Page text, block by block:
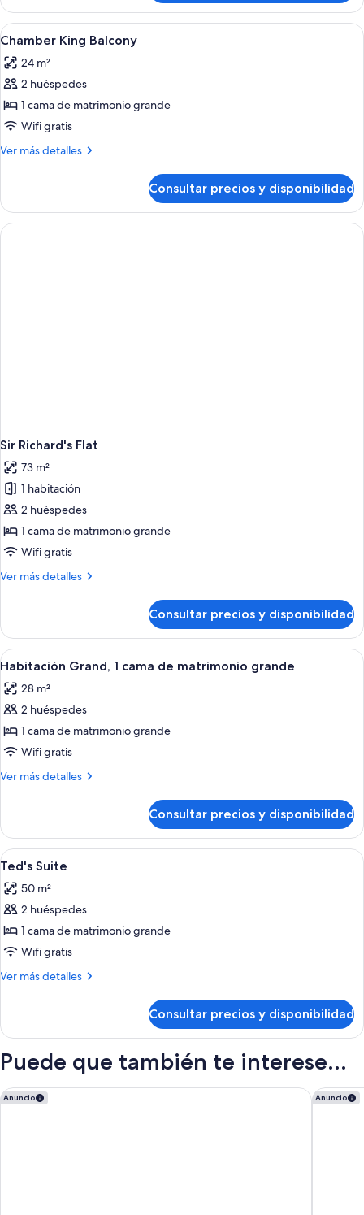
Branson
Suite
Abrir
todas
las
fotos
de
Chamber
King
Habitación de hotel con cama, baño
3
Chamber King Balcony
24 m²
2 huéspedes
1 cama de matrimonio grande
Wifi gratis
Ver más detalles
Más
King
Balcony
Consultar precios y disponibilidad
Sir Richard's Flat
73 m²
1 habitación
2 huéspedes
1 cama de matrimonio grande
Wifi gratis
Ver más detalles
Más
Richard's
Flat
Consultar precios y disponibilidad
Abrir
todas
las
fotos
de
Habitación
Grand,
de
matrimonio
grande
Una habitación de hotel con una
4
Habitación Grand, 1 cama de matrimonio grande
28 m²
2 huéspedes
1 cama de matrimonio grande
Wifi gratis
Ver más detalles
Más
Grand,
cama
matrimonio
grande
Consultar precios y disponibilidad
Abrir
todas
las
fotos
de
Ted's
Suite
Habitación de hotel con una cama,
2
Ted's Suite
50 m²
2 huéspedes
1 cama de matrimonio grande
Wifi gratis
Ver más detalles
Más
Suite
Consultar precios y disponibilidad
Puede que también te interese...
Anuncio
Marine North Berwick Anuncio